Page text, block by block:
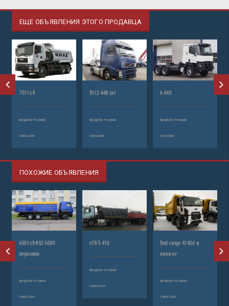
ЕЩЕ ОБЪЯВЛЕНИЯ ЭТОГО ПРОДАВЦА
7511с4
продажа техники
самосвал
fh12-440 xxl
продажа техники
грузовик
k 440
продажа техники
грузовик
ПОХОЖИЕ ОБЪЯВЛЕНИЯ
6501с9-8525-000
зерновоз
продажа техники
самосвал
cf 85.410
продажа техники
самосвал
ford cargo 4142d в
лизинг
продажа техники
самосвал